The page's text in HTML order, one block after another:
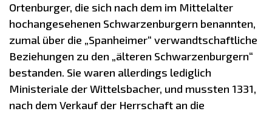
Ortenburger, die sich nach dem im Mittelalter
hochangesehenen Schwarzenburgern benannten,
zumal über die „Spanheimer“ verwandtschaftliche
Beziehungen zu den „älteren Schwarzenburgern“
bestanden. Sie waren allerdings lediglich
Ministeriale der Wittelsbacher, und mussten 1331,
nach dem Verkauf der Herrschaft an die